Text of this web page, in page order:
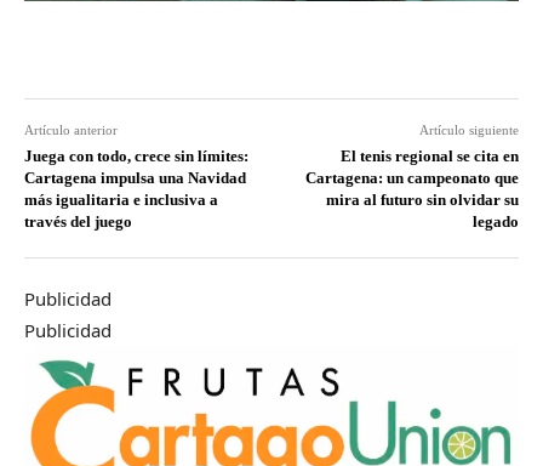
Artículo anterior
Juega con todo, crece sin límites:
Cartagena impulsa una Navidad
más igualitaria e inclusiva a
través del juego
Artículo siguiente
El tenis regional se cita en
Cartagena: un campeonato que
mira al futuro sin olvidar su
legado
Publicidad
Publicidad